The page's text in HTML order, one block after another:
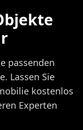
passenden
Lassen Sie
kostenlos
Experten